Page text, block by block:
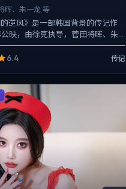
晖、朱一龙 等
的逆风》是一部韩国背景的传记作
公映，由徐克执导，菅田将晖、朱
等主演。配乐克制，关键场面反
情绪，爱...
6.4 传记